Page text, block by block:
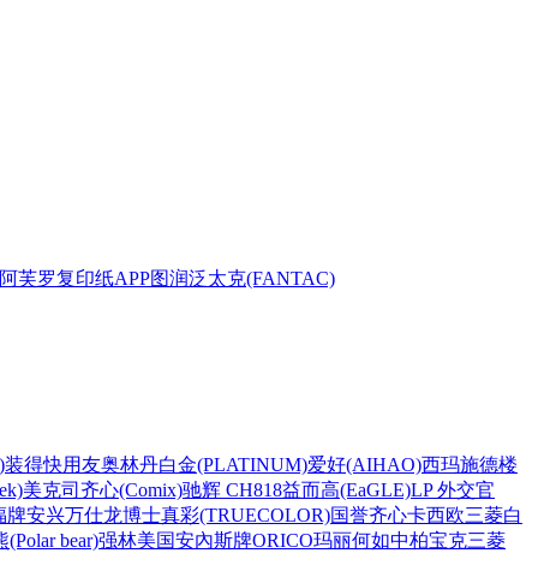
阿芙罗复印纸APP图润泛太克(FANTAC)
装得快用友奥林丹白金(PLATINUM)爱好(AIHAO)西玛施德楼
美克司 齐心(Comix)驰辉 CH818益而高(EaGLE)LP 外交官
牌安兴万仕龙博士真彩(TRUECOLOR)国誉齐心卡西欧三菱白
(Polar bear)强林美国安內斯牌ORICO玛丽何如中柏宝克三菱